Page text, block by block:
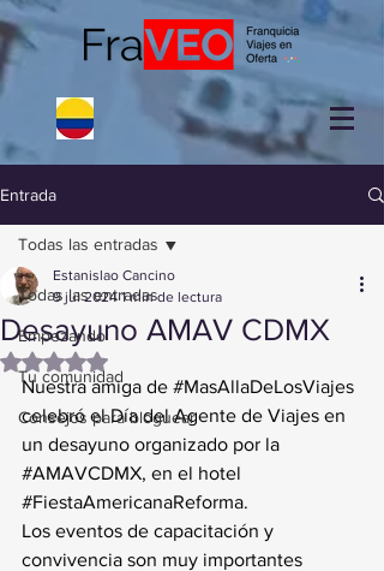
Entrada
Todas las entradas
Empezando
Tu comunidad
Consejos para bloguear
Todas las entradas
Desayuno AMAV CDMX
Estanislao Cancino
9 jul 2024 1 min de lectura
Obtuvo NaN de 5 estrellas.
Nuestra amiga de #MasAllaDeLosViajes
celebró el Día del Agente de Viajes en
un desayuno organizado por la
#AMAVCDMX, en el hotel
#FiestaAmericanaReforma.
Los eventos de capacitación y
convivencia son muy importantes